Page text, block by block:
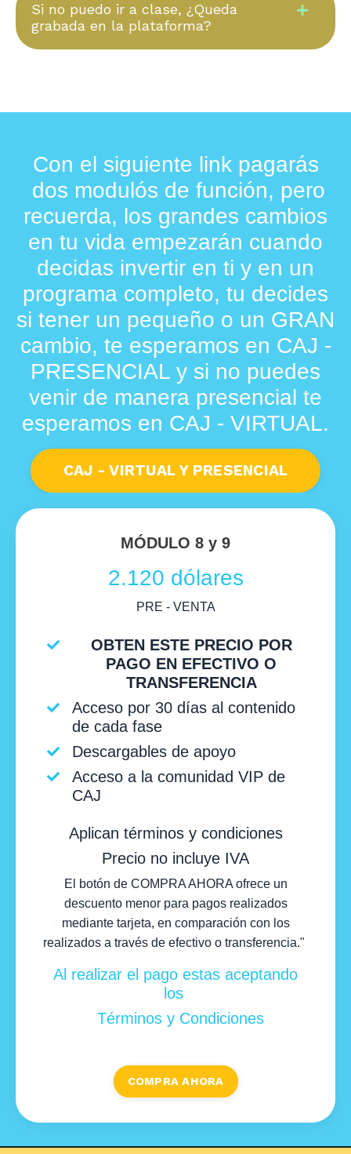
Si no puedo ir a clase, ¿Queda
grabada en la plataforma?
Con el siguiente link pagarás
dos modulós de función, pero
recuerda, los grandes cambios
en tu vida empezarán cuando
decidas invertir en ti y en un
programa completo, tu decides
si tener un pequeño o un GRAN
cambio, te esperamos en CAJ -
PRESENCIAL y si no puedes
venir de manera presencial te
esperamos en CAJ - VIRTUAL.
CAJ - VIRTUAL Y PRESENCIAL
MÓDULO 8 y 9
2.120 dólares
PRE - VENTA
OBTEN ESTE PRECIO POR
PAGO EN EFECTIVO O
TRANSFERENCIA
Acceso por 30 días al contenido
de cada fase
Descargables de apoyo
Acceso a la comunidad VIP de
CAJ
Aplican términos y condiciones
Precio no incluye IVA
El botón de COMPRA AHORA ofrece un
descuento menor para pagos realizados
mediante tarjeta, en comparación con los
realizados a través de efectivo o transferencia."
Al realizar el pago estas aceptando
los
Términos y Condiciones
COMPRA AHORA